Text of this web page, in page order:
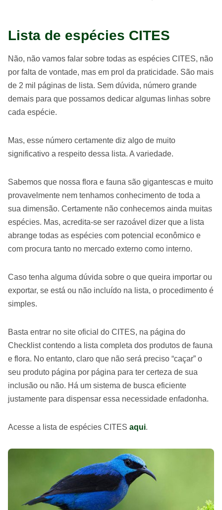
Lista de espécies CITES
Não, não vamos falar sobre todas as espécies CITES, não
por falta de vontade, mas em prol da praticidade. São mais
de 2 mil páginas de lista. Sem dúvida, número grande
demais para que possamos dedicar algumas linhas sobre
cada espécie.
Mas, esse número certamente diz algo de muito
significativo a respeito dessa lista. A variedade.
Sabemos que nossa flora e fauna são gigantescas e muito
provavelmente nem tenhamos conhecimento de toda a
sua dimensão. Certamente não conhecemos ainda muitas
espécies. Mas, acredita-se ser razoável dizer que a lista
abrange todas as espécies com potencial econômico e
com procura tanto no mercado externo como interno.
Caso tenha alguma dúvida sobre o que queira importar ou
exportar, se está ou não incluído na lista, o procedimento é
simples.
Basta entrar no site oficial do CITES, na página do
Checklist contendo a lista completa dos produtos de fauna
e flora. No entanto, claro que não será preciso “caçar” o
seu produto página por página para ter certeza de sua
inclusão ou não. Há um sistema de busca eficiente
justamente para dispensar essa necessidade enfadonha.
Acesse a lista de espécies CITES aqui.